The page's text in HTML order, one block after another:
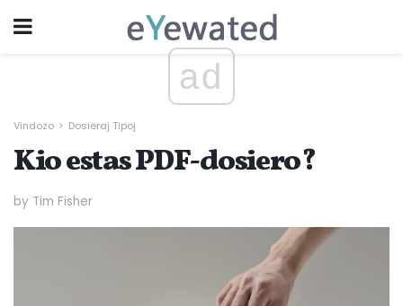
ad
Vindozo Dosieraj Tipoj
Kio estas PDF-dosiero?
by Tim Fisher